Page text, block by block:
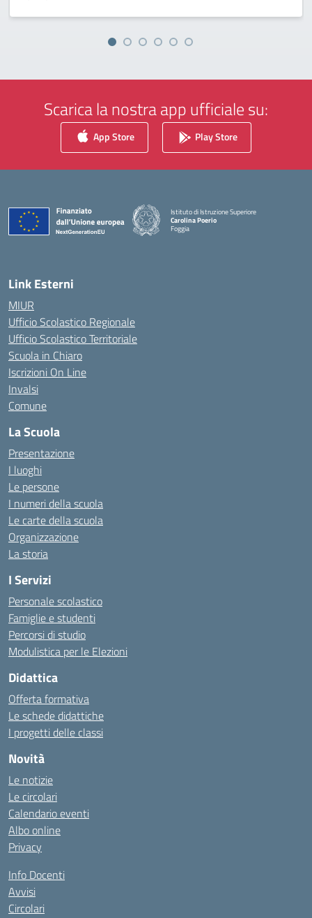
Scarica la nostra app ufficiale su:
App Store Play Store
Istituto di Istruzione Superiore
Carolina Poerio
Foggia
— Visita la pagina iniziale della scuola
Link Esterni
MIUR
Ufficio Scolastico Regionale
Ufficio Scolastico Territoriale
Scuola in Chiaro
Iscrizioni On Line
Invalsi
Comune
La Scuola
Presentazione
I luoghi
Le persone
I numeri della scuola
Le carte della scuola
Organizzazione
La storia
I Servizi
Personale scolastico
Famiglie e studenti
Percorsi di studio
Modulistica per le Elezioni
Didattica
Offerta formativa
Le schede didattiche
I progetti delle classi
Novità
Le notizie
Le circolari
Calendario eventi
Albo online
Privacy
Info Docenti
Avvisi
Circolari